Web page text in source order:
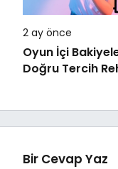
2 ay önce
Oyun İçi
Doğru Tercih
Bir Cevap Yaz